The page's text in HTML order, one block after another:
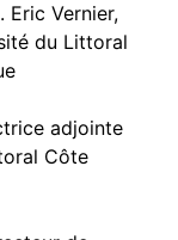
Eric Vernier,
du Littoral
adjointe
Côte